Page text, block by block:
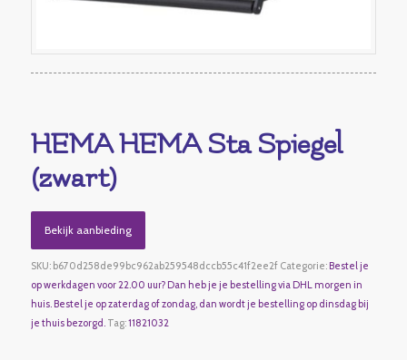
HEMA HEMA Sta Spiegel
(zwart)
Bekijk aanbieding
SKU: b670d258de99bc962ab259548dccb55c41f2ee2f Categorie: Bestel je
op werkdagen voor 22.00 uur? Dan heb je je bestelling via DHL morgen in
huis. Bestel je op zaterdag of zondag, dan wordt je bestelling op dinsdag bij
je thuis bezorgd. Tag:11821032